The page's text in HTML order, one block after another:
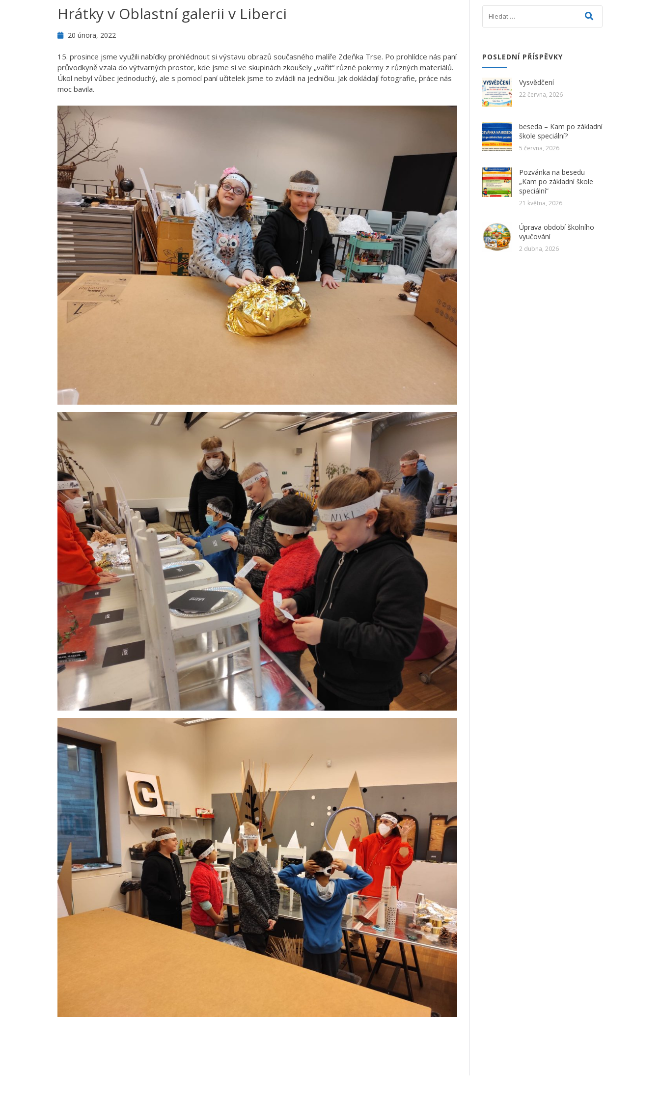
Hrátky v Oblastní galerii v Liberci
20 února, 2022
15. prosince jsme využili nabídky prohlédnout si výstavu obrazů současného malíře Zdeňka Trse. Po prohlídce nás paní
průvodkyně vzala do výtvarných prostor, kde jsme si ve skupinách zkoušely „vařit“ různé pokrmy z různých materiálů.
Úkol nebyl vůbec jednoduchý, ale s pomocí paní učitelek jsme to zvládli na jedničku. Jak dokládají fotografie, práce nás
moc bavila.
POSLEDNÍ PŘÍSPĚVKY
Vysvědčení
22 června, 2026
beseda – Kam po základní
škole speciální?
5 června, 2026
Pozvánka na besedu
„Kam po základní škole
speciální“
21 května, 2026
Úprava období školního
vyučování
2 dubna, 2026